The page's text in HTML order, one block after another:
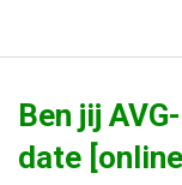
Ben jij
date